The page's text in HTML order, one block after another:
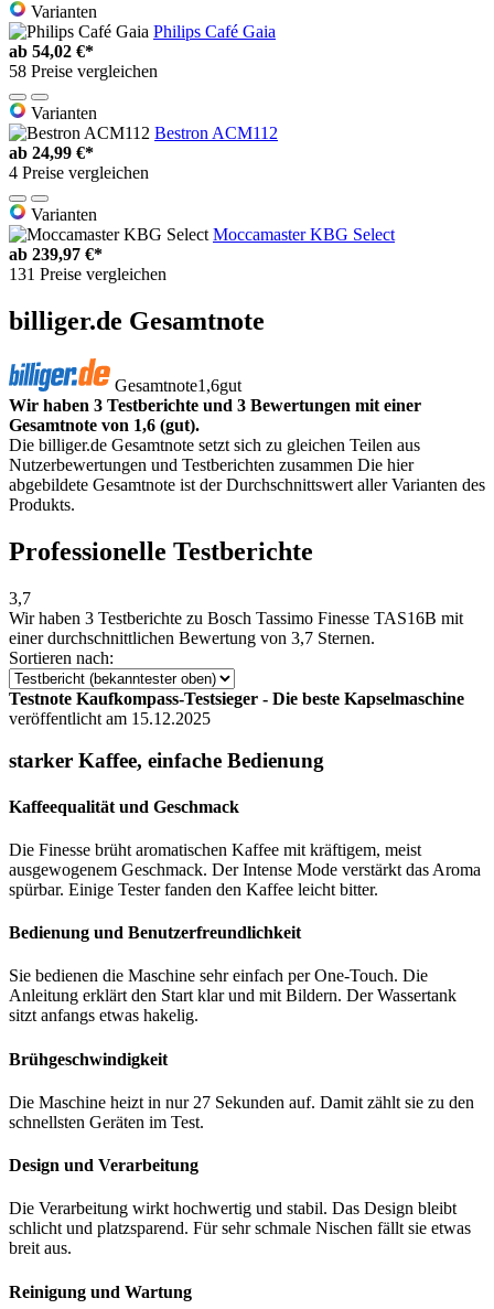
Varianten
Philips Café Gaia
ab 54,02 €*
58 Preise vergleichen
Varianten
Bestron ACM112
ab 24,99 €*
4 Preise vergleichen
Varianten
Moccamaster KBG Select
ab 239,97 €*
131 Preise vergleichen
billiger.de Gesamtnote
Gesamtnote1,6gut
Wir haben 3 Testberichte und 3 Bewertungen mit einer
Gesamtnote von 1,6 (gut).
Die billiger.de Gesamtnote setzt sich zu gleichen Teilen aus
Nutzerbewertungen und Testberichten zusammen Die hier
abgebildete Gesamtnote ist der Durchschnittswert aller Varianten des
Produkts.
Professionelle Testberichte
3,7
Wir haben 3 Testberichte zu Bosch Tassimo Finesse TAS16B mit
einer durchschnittlichen Bewertung von 3,7 Sternen.
Sortieren nach:
Testnote Kaufkompass-Testsieger - Die beste Kapselmaschine
veröffentlicht am 15.12.2025
starker Kaffee, einfache Bedienung
Kaffeequalität und Geschmack
Die Finesse brüht aromatischen Kaffee mit kräftigem, meist
ausgewogenem Geschmack. Der Intense Mode verstärkt das Aroma
spürbar. Einige Tester fanden den Kaffee leicht bitter.
Bedienung und Benutzerfreundlichkeit
Sie bedienen die Maschine sehr einfach per One-Touch. Die
Anleitung erklärt den Start klar und mit Bildern. Der Wassertank
sitzt anfangs etwas hakelig.
Brühgeschwindigkeit
Die Maschine heizt in nur 27 Sekunden auf. Damit zählt sie zu den
schnellsten Geräten im Test.
Design und Verarbeitung
Die Verarbeitung wirkt hochwertig und stabil. Das Design bleibt
schlicht und platzsparend. Für sehr schmale Nischen fällt sie etwas
breit aus.
Reinigung und Wartung